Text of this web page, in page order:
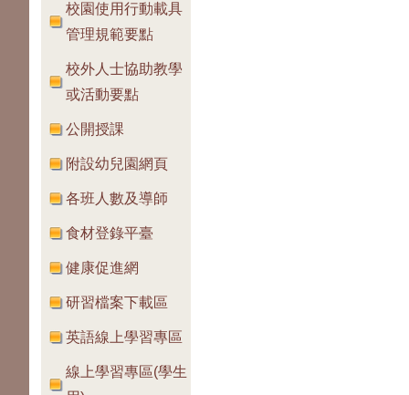
校園使用行動載具
管理規範要點
校外人士協助教學
或活動要點
公開授課
附設幼兒園網頁
各班人數及導師
食材登錄平臺
健康促進網
研習檔案下載區
英語線上學習專區
線上學習專區(學生